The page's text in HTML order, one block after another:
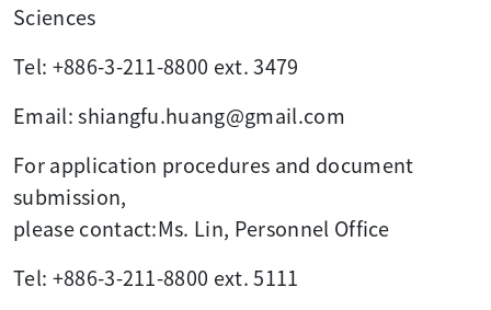
Sciences
Tel: +886-3-211-8800 ext. 3479
Email: shiangfu.huang@gmail.com
For application procedures and document
submission,
please contact:Ms. Lin, Personnel Office
Tel: +886-3-211-8800 ext. 5111